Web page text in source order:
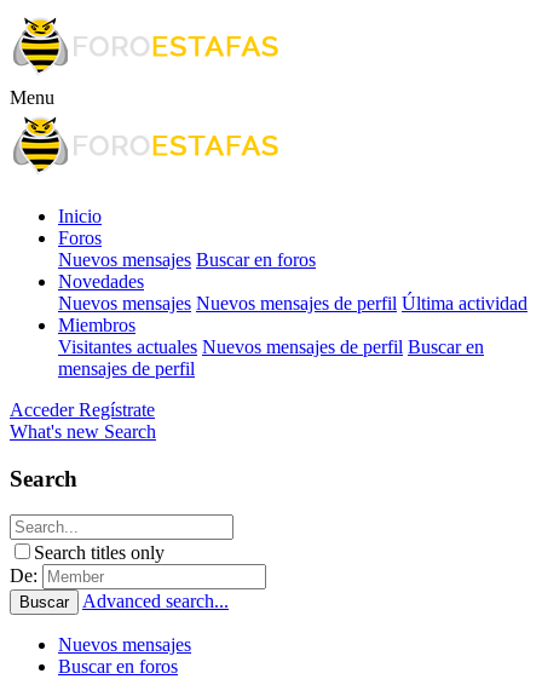
Menu
Inicio
Foros
Nuevos mensajes Buscar en foros
Novedades
Nuevos mensajes Nuevos mensajes de perfil Última actividad
Miembros
Visitantes actuales Nuevos mensajes de perfil Buscar en
mensajes de perfil
Acceder Regístrate
What's new Search
Search
Search titles only
De:
Buscar Advanced search...
Nuevos mensajes
Buscar en foros